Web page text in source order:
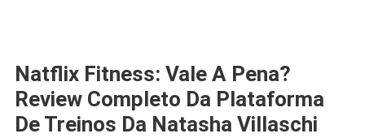
Natflix Fitness: Vale A Pena?
Review Completo Da Plataforma
De Treinos Da Natasha Villaschi